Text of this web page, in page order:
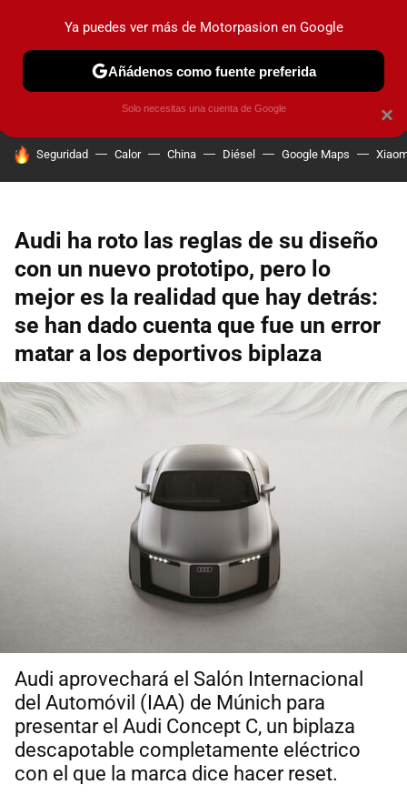
PRUEBAS COCHES ELÉCTRICOS OBSERVATORIO
HOY SE HABLA DE
Seguridad Calor China Diésel Google Maps
Audi ha roto las reglas de su diseño
con un nuevo prototipo, pero lo
mejor es la realidad que hay detrás:
se han dado cuenta que fue un error
matar a los deportivos biplaza
Audi aprovechará el Salón Internacional
del Automóvil (IAA) de Múnich para
presentar el Audi Concept C, un biplaza
descapotable completamente eléctrico
con el que la marca dice hacer reset.
×
Ya puedes ver más de Motorpasion en Google
Añádenos como fuente preferida
Solo necesitas una cuenta de Google